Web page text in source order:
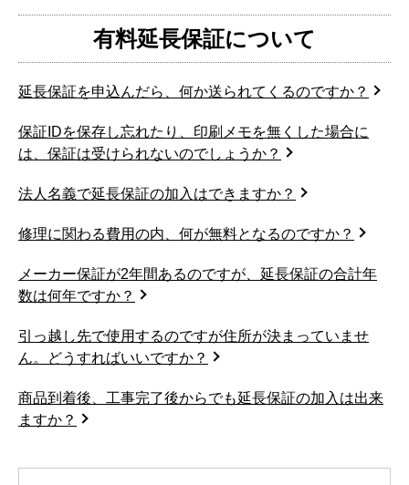
有料延長保証について
延長保証を申込んだら、何か送られてくるのですか？
保証IDを保存し忘れたり、印刷メモを無くした場合に
は、保証は受けられないのでしょうか？
法人名義で延長保証の加入はできますか？
修理に関わる費用の内、何が無料となるのですか？
メーカー保証が2年間あるのですが、延長保証の合計年
数は何年ですか？
引っ越し先で使用するのですが住所が決まっていませ
ん。どうすればいいですか？
商品到着後、工事完了後からでも延長保証の加入は出来
ますか？